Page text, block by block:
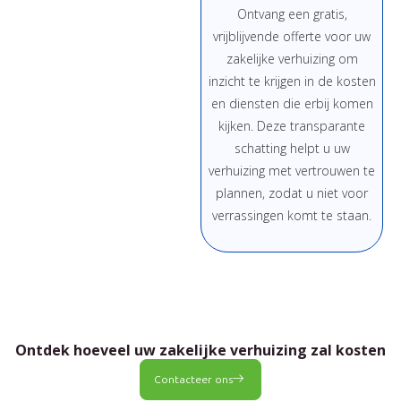
Ontvang een gratis,
vrijblijvende offerte voor uw
zakelijke verhuizing om
inzicht te krijgen in de kosten
en diensten die erbij komen
kijken. Deze transparante
schatting helpt u uw
verhuizing met vertrouwen te
plannen, zodat u niet voor
verrassingen komt te staan.
Ontdek hoeveel uw zakelijke verhuizing zal kosten
Contacteer ons